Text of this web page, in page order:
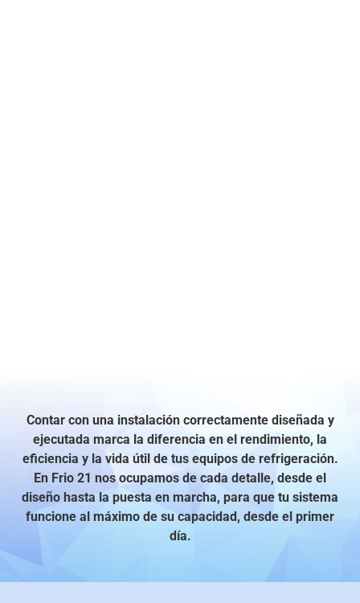
Contar con una instalación correctamente diseñada y
ejecutada marca la diferencia en el rendimiento, la
eficiencia y la vida útil de tus equipos de refrigeración.
En Frio 21 nos ocupamos de cada detalle, desde el
diseño hasta la puesta en marcha, para que tu sistema
funcione al máximo de su capacidad, desde el primer
día.